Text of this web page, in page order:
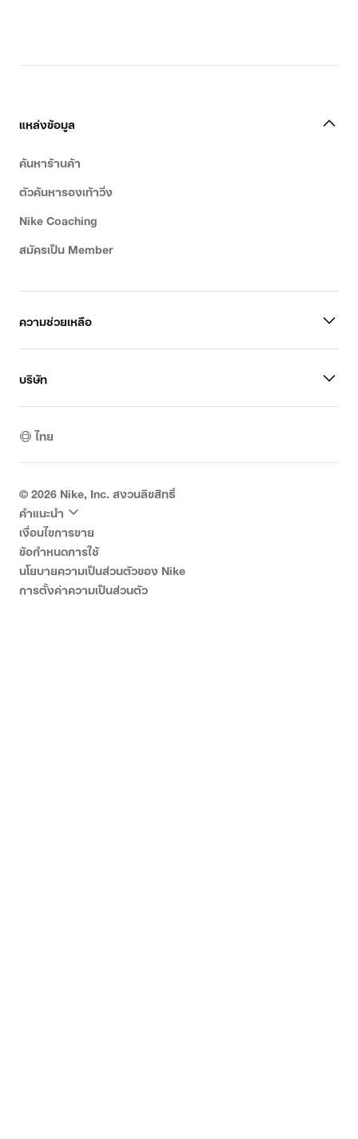
฿5,400.00
แหล่งข้อมูล
ค้นหาร้านค้า
ตัวค้นหารองเท้าวิ่ง
Nike Coaching
สมัครเป็น Member
ความช่วยเหลือ
บริษัท
ไทย
©2026Nike, Inc. สงวนลิขสิทธิ์
คำแนะนำ
เงื่อนไขการขาย
ข้อกำหนดการใช้
นโยบายความเป็นส่วนตัวของ Nike
การตั้งค่าความเป็นส่วนตัว